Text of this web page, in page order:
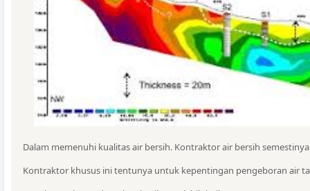
Dalam memenuhi kualitas air bersih. Kontraktor air bersih
Kontraktor khusus ini tentunya untuk kepentingan pengeboran air